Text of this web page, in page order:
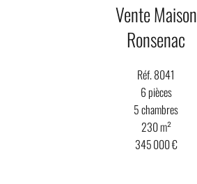
Vente Maison
Ronsenac
Réf. 8041
6 pièces
5 chambres
230 m²
345 000 €